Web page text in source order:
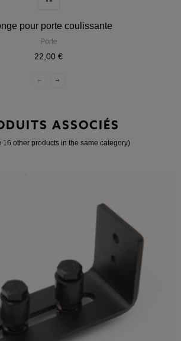
pour porte coulissante
Porte
22,00 €
ASSOCIÉS
16 other products in the same category)